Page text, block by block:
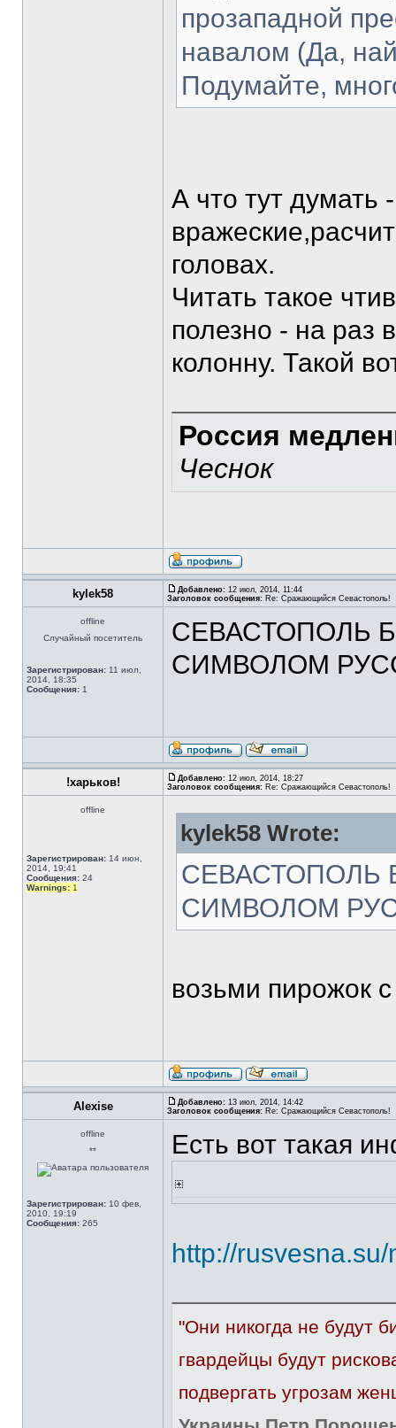
прозападной
навалом (Да,
Подумайте,
А что тут думать
головах.
Читать такое
полезно - на раз
колонну. Такой
Россия
Чеснок
kylek58 Добавлено: 12 июл, 2014, 11:44
Заголовок сообщения: Re: Сражающийся Севастополь!
offline
Случайный посетитель
Зарегистрирован: 11 июл,
2014, 18:35
Сообщения: 1
СЕВАСТОПОЛЬ
СИМВОЛОМ
!харьков! Добавлено: 12 июл, 2014, 18:27
Заголовок сообщения: Re: Сражающийся Севастополь!
offline
Зарегистрирован: 14 июн,
2014, 19:41
Сообщения: 24
Warnings: 1
kylek58 Wrote:
СЕВАСТОПОЛЬ
СИМВОЛОМ
возьми пирожок
Alexise Добавлено: 13 июл, 2014, 14:42
Заголовок сообщения: Re: Сражающийся Севастополь!
offline
**
Зарегистрирован: 10 фев,
2010, 19:19
Сообщения: 265
Есть вот такая
http://
"Они никогда не будут
гвардейцы будут
подвергать угрозам